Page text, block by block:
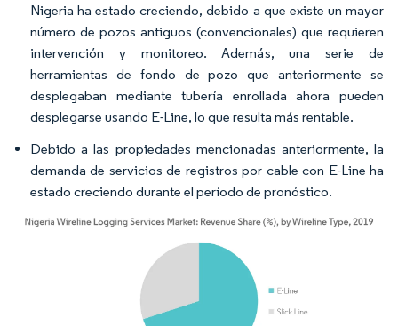
Nigeria ha estado creciendo, debido a que existe un mayor
número de pozos antiguos (convencionales) que requieren
intervención y monitoreo. Además, una serie de
herramientas de fondo de pozo que anteriormente se
desplegaban mediante tubería enrollada ahora pueden
desplegarse usando E-Line, lo que resulta más rentable.
Debido a las propiedades mencionadas anteriormente, la
demanda de servicios de registros por cable con E-Line ha
estado creciendo durante el período de pronóstico.